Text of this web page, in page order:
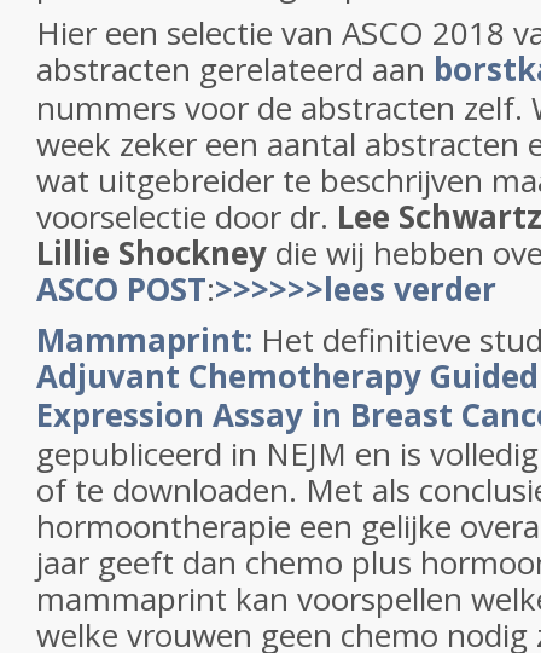
Hier een selectie van ASCO 2018
abstracten gerelateerd aan
nummers voor de abstracten zelf.
week zeker een aantal abstracten
wat uitgebreider te beschrijven
voorselectie door dr. Lee
Lillie Shockney die wij hebben
ASCO POST:>>>>>>lees verder
Mammaprint: Het definitieve
Adjuvant Chemotherapy Guided
Expression Assay in Breast
gepubliceerd in NEJM en is
of te downloaden. Met als
hormoontherapie een gelijke
jaar geeft dan chemo plus
mammaprint kan voorspellen
welke vrouwen geen chemo nodig